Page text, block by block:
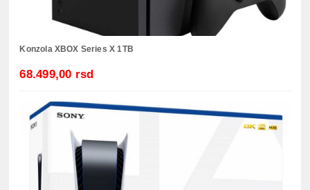
Konzola XBOX Series X 1TB
68.499,00 rsd